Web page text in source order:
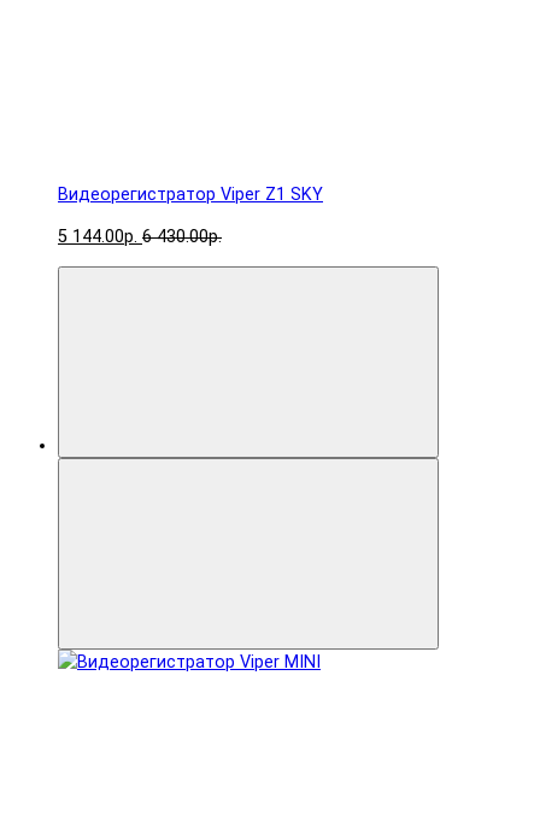
Видеорегистратор Viper Z1 SKY
5 144.00р. 6 430.00р.